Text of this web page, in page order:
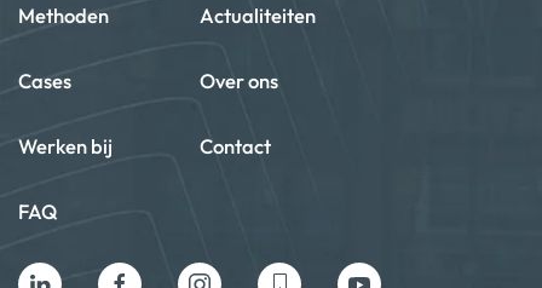
Methoden Actualiteiten
Cases Over ons
Werken bij Contact
FAQ